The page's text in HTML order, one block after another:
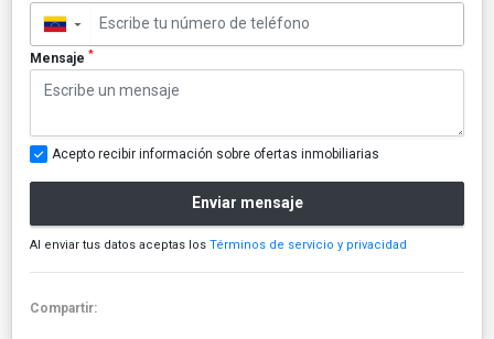
▼
Mensaje *
Acepto recibir información sobre ofertas inmobiliarias
Enviar mensaje
Al enviar tus datos aceptas los Términos de servicio y privacidad
Compartir: